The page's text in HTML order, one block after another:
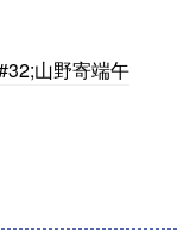
山野寄端午